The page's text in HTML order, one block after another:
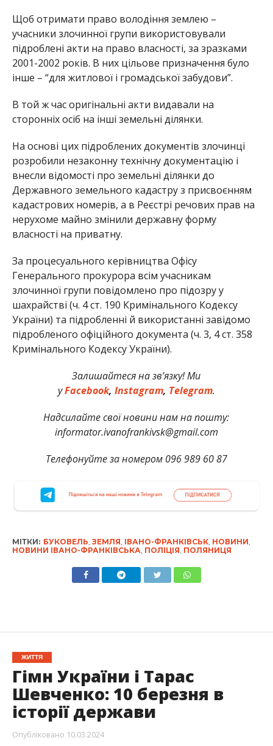
Щоб отримати право володіння землею –
учасники злочинної групи використовували
підроблені акти на право власності, за зразками
2001-2002 років. В них цільове призначення було
інше – “для житлової і громадської забудови”.
В той ж час оригінальні акти видавали на
сторонніх осіб на інші земельні ділянки.
На основі цих підроблених документів злочинці
розробили незаконну технічну документацію і
внесли відомості про земельні ділянки до
Державного земельного кадастру з присвоєнням
кадастрових номерів, а в Реєстрі речових прав на
нерухоме майно змінили державну форму
власності на приватну.
За процесуального керівництва Офісу
Генерального прокурора всім учасникам
злочинної групи повідомлено про підозру у
шахрайстві (ч. 4 ст. 190 Кримінального Кодексу
України) та підробленні й використанні завідомо
підробленого офіційного документа (ч. 3, 4 ст. 358
Кримінального Кодексу України).
Залишайтеся на зв’язку! Ми
уFacebook, Instagram, Telegram.
Надсилайте свої новини нам на пошту:
informator.ivanofrankivsk@gmail.com
Телефонуйте за номером 096 989 60 87
МІТКИ: БУКОВЕЛЬ ЗЕМЛЯ ІВАНО-ФРАНКІВСЬК, НОВИНИ
НОВИНИ ІВАНО-ФРАНКІВСЬКА ПОЛІЦІЯ ПОЛЯНИЦЯ
ЖИТТЯ
Гімн України і Тарас
Шевченко: 10 березня в
історії держави
Опубліковано 10.03.2024